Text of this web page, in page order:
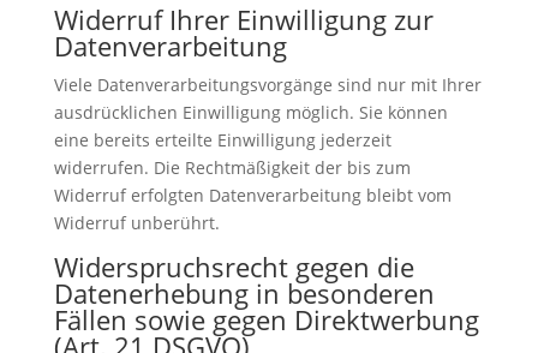
Widerruf Ihrer Einwilligung zur
Datenverarbeitung
Viele Datenverarbeitungsvorgänge sind nur mit Ihrer
ausdrücklichen Einwilligung möglich. Sie können
eine bereits erteilte Einwilligung jederzeit
widerrufen. Die Rechtmäßigkeit der bis zum
Widerruf erfolgten Datenverarbeitung bleibt vom
Widerruf unberührt.
Widerspruchsrecht gegen die
Datenerhebung in besonderen
Fällen sowie gegen Direktwerbung
(Art. 21 DSGVO)